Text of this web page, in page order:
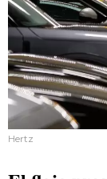
Hertz